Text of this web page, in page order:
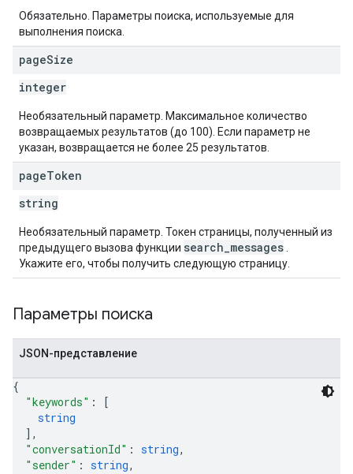
Обязательно. Параметры поиска, используемые для
выполнения поиска.
pageSize
integer
Необязательный параметр. Максимальное количество
возвращаемых результатов (до 100). Если параметр не
указан, возвращается не более 25 результатов.
pageToken
string
Необязательный параметр. Токен страницы, полученный из
предыдущего вызова функции search_messages
Укажите его, чтобы получить следующую страницу.
Параметры поиска
JSON-представление
{
"keywords" :
[
string
] ,
"conversationId" : string,
"sender" : string,